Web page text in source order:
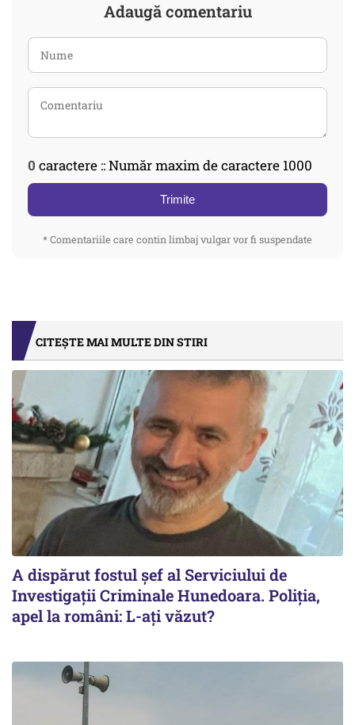
Adaugă comentariu
0 caractere :: Număr maxim de caractere 1000
Trimite
* Comentariile care contin limbaj vulgar vor fi suspendate
CITEȘTE MAI MULTE DIN STIRI
A dispărut fostul șef al Serviciului de
Investigații Criminale Hunedoara. Poliția,
apel la români: L-ați văzut?